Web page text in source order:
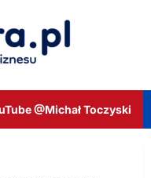
@Michał Toczyski